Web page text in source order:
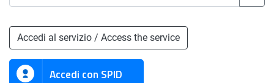
Accedi al servizio / Access the service
Accedi con SPID